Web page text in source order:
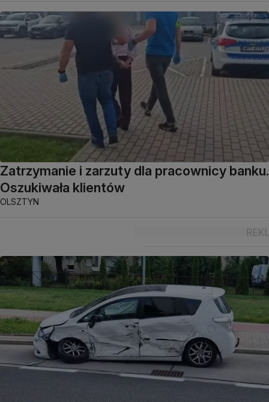
Zatrzymanie i zarzuty dla pracownicy banku.
Oszukiwała klientów
OLSZTYN